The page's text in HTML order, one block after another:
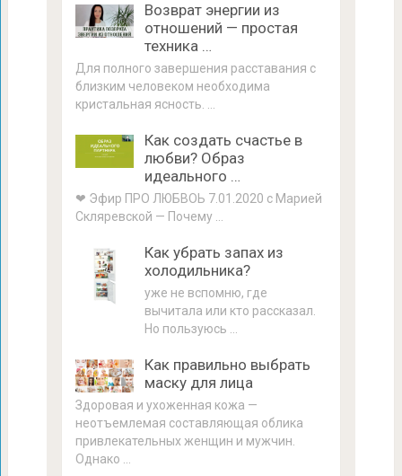
Возврат энергии из
отношений — простая
техника …
Для полного завершения расставания с
близким человеком необходима
кристальная ясность. …
Как создать счастье в
любви? Образ
идеального …
❤ Эфир ПРО ЛЮБВОЬ 7.01.2020 с Марией
Скляревской — Почему …
Как убрать запах из
холодильника?
уже не вспомню, где
вычитала или кто рассказал.
Но пользуюсь …
Как правильно выбрать
маску для лица
Здоровая и ухоженная кожа —
неотъемлемая составляющая облика
привлекательных женщин и мужчин.
Однако …